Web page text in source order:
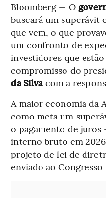
Bloomberg — O
buscará um superávit
que vem, o que
um confronto de
investidores que
compromisso do
da Silva com a
A maior economia da
como meta um
o pagamento de
interno bruto em
projeto de lei de
enviado ao